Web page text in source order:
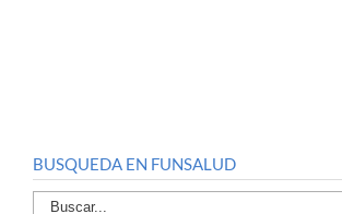
BUSQUEDA EN FUNSALUD
Buscar